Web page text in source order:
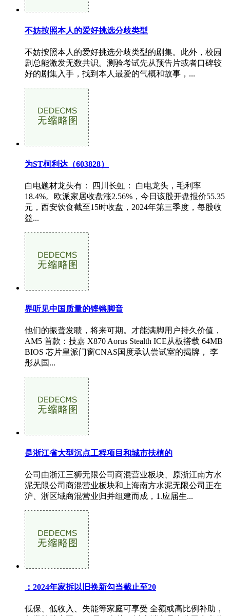
不妨按照本人的爱好挑选分歧类型
不妨按照本人的爱好挑选分歧类型的剧集。此外，校园
剧总能激发无数共识。测验考试先从预告片或者口碑较
好的剧集入手，找到本人最爱的气概和故事，...
为ST柯利达（603828）
白电题材龙头有： 四川长虹： 白电龙头，毛利率
18.4%。欧派家居收盘涨2.56%，今日该股开盘报价55.35
元，西安饮食截至15时收盘，2024年第三季度，每股收
益...
界听见中国质量的铿锵脚音
他们的振聋发聩，将来可期。才能满脚用户持久价值，
AM5 首款：技嘉 X870 Aorus Stealth ICE从板搭载 64MB
BIOS 芯片皇派门窗CNAS国度承认尝试室的揭牌， 李
彤从国...
是浙江省大型沉点工程项目和城市扶植的
公司由浙江三狮无限公司商混营业板块、原浙江南方水
泥无限公司商混营业板块和上海南方水泥无限公司正在
沪、浙区域商混营业归并组建而成，1.应届生...
‌：2024年家拆以旧换新勾当截止至‌20
低保、低收入、失能等家庭可享受 全额或高比例补助，